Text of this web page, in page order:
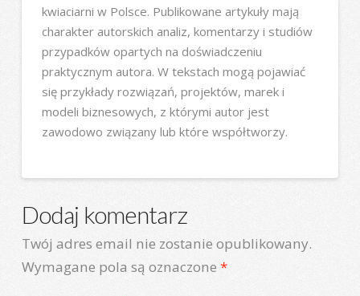
kwiaciarni w Polsce. Publikowane artykuły mają
charakter autorskich analiz, komentarzy i studiów
przypadków opartych na doświadczeniu
praktycznym autora. W tekstach mogą pojawiać
się przykłady rozwiązań, projektów, marek i
modeli biznesowych, z którymi autor jest
zawodowo związany lub które współtworzy.
Dodaj komentarz
Twój adres email nie zostanie opublikowany.
Wymagane pola są oznaczone *